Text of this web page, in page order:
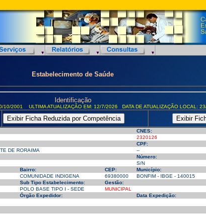
Estabelecimento de Saúde
Identificação
10/2001 ULTIMA ATUALIZAÇÃO EM: 12/7/2026 DATA DE ATUALIZAÇÃO LOCAL:
CNES:
2320126
CPF:
DE RORAIMA
--
Número:
S/N
Bairro: CEP: Município:
COMUNIDADE INDIGENA
69380000 BONFIM - IBGE - 140015
Sub Tipo Estabelecimento: Gestão:
POLO BASE TIPO I - SEDE MUNICIPAL
Órgão Expedidor: Data Expedição: